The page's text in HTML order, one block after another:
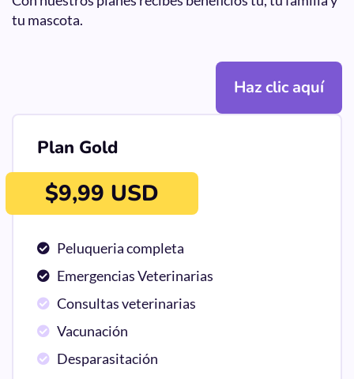
tu mascota.
Haz clic aquí
Plan Gold
$9,99 USD
Peluqueria completa
Emergencias Veterinarias
Consultas veterinarias
Vacunación
Desparasitación